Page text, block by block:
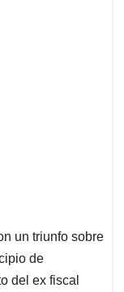
un triunfo sobre
de
del ex fiscal